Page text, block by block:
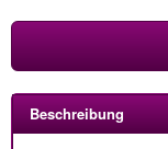
Beschreibung